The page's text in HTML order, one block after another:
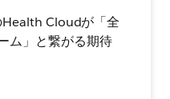
Cloudが「全
ム」と繋がる期待